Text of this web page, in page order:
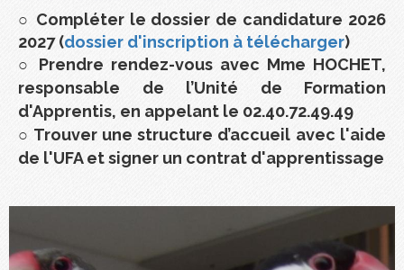
○ Compléter le dossier de candidature 2026
2027 (dossier d'inscription à télécharger)
○ Prendre rendez-vous avec Mme HOCHET,
responsable de l’Unité de Formation
d'Apprentis, en appelant le 02.40.72.49.49
○ Trouver une structure d’accueil avec l'aide
de l'UFA et signer un contrat d'apprentissage